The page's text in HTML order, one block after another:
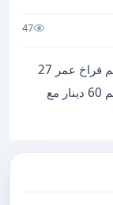
47
متوفر جوز روز اخضر يحمل جينات هجينة تحتهم فراخ عمر 27
يوم 2 اخضر و 2 أصفر صلاة النبي مطلوب فيهم 60 دينار مع